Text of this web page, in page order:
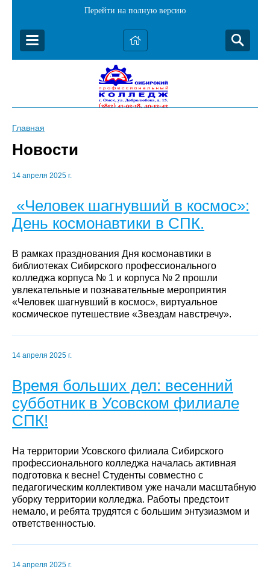
Перейти на полную версию
Главная
Новости
14 апреля 2025 г.
«Человек шагнувший в космос»:
День космонавтики в СПК.
В рамках празднования Дня космонавтики в
библиотеках Сибирского профессионального
колледжа корпуса № 1 и корпуса № 2 прошли
увлекательные и познавательные мероприятия
«Человек шагнувший в космос», виртуальное
космическое путешествие «Звездам навстречу».
14 апреля 2025 г.
Время больших дел: весенний
субботник в Усовском филиале
СПК!
На территории Усовского филиала Сибирского
профессионального колледжа началась активная
подготовка к весне! Студенты совместно с
педагогическим коллективом уже начали масштабную
уборку территории колледжа. Работы предстоит
немало, и ребята трудятся с большим энтузиазмом и
ответственностью.
14 апреля 2025 г.